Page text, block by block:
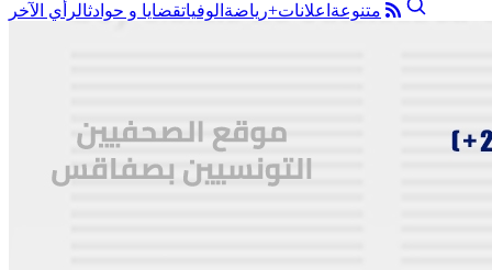
متنوعة اعلانات+رياضة الوفياتقضايا و حوادثالرأي الآخر